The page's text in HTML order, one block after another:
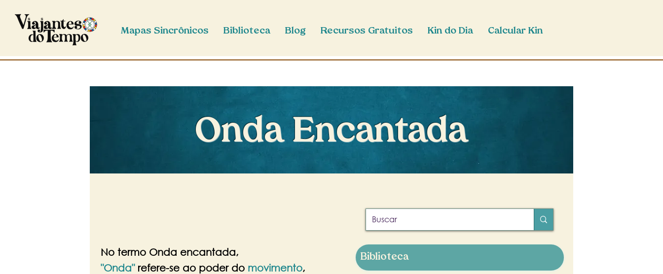
Mapas Sincrônicos Biblioteca Blog Recursos Gratuitos Kin do Dia Calcular Kin
Onda Encantada
No termo Onda encantada,
"Onda"refere-se ao poder do movimento,
Biblioteca